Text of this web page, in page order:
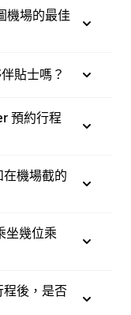
機場的最佳
貼士嗎？
預約行程
機場截的
坐幾位乘
程後，是否